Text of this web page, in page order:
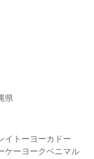
県
イトーヨーカドー
ケー ヨークベニマル